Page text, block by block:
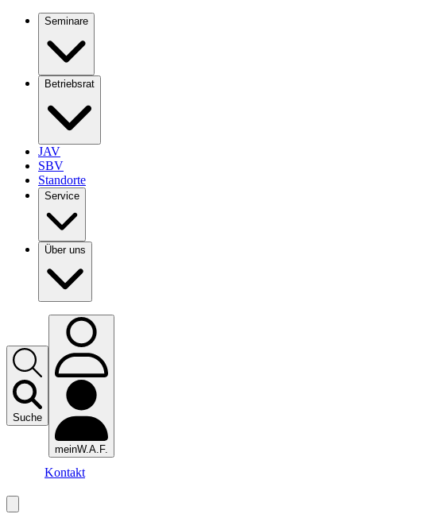
Seminare
Betriebsrat
JAV
SBV
Standorte
Service
Über uns
Suche
meinW.A.F.
Kontakt